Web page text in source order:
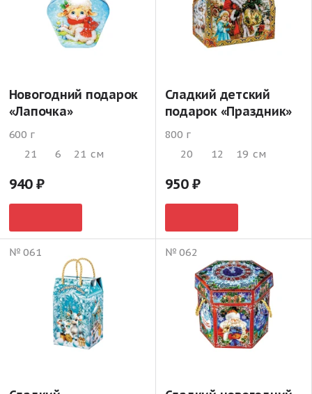
Новогодний подарок
«Лапочка»
600 г
21
6 21 см
940
Сладкий детский
подарок «Праздник»
800 г
20
12 19 см
950
№ 061 № 062